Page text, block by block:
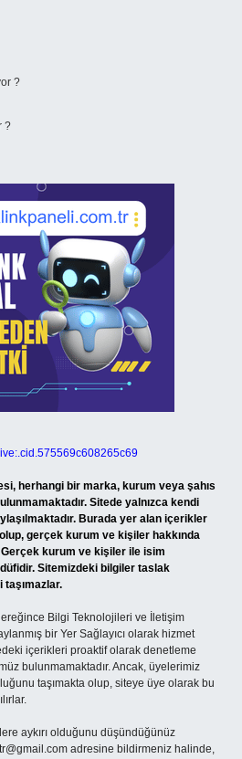
?
?
herhangi bir marka, kurum veya şahıs
Sitede yalnızca kendi
Burada yer alan içerikler
gerçek kurum ve kişiler hakkında
Gerçek kurum ve kişiler ile isim
Sitemizdeki bilgiler taslak
Bilgi Teknolojileri ve İletişim
bir Yer Sağlayıcı olarak hizmet
içerikleri proaktif olarak denetleme
bulunmamaktadır. Ancak, üyelerimiz
taşımakta olup, siteye üye olarak bu
aykırı olduğunu düşündüğünüz
adresine bildirmeniz halinde,